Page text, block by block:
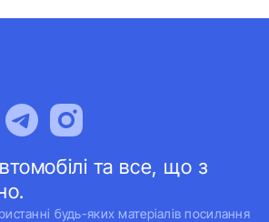
та все, що з
будь-яких матеріалів посилання